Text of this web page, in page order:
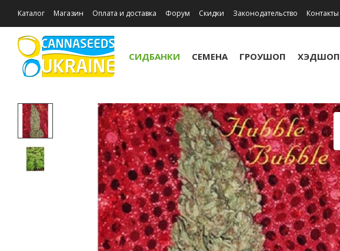
Каталог Магазин Оплата и доставка Форум Скидки Законодательство Контакты
СИДБАНКИ СЕМЕНА ГРОУШОП ХЭДШОП